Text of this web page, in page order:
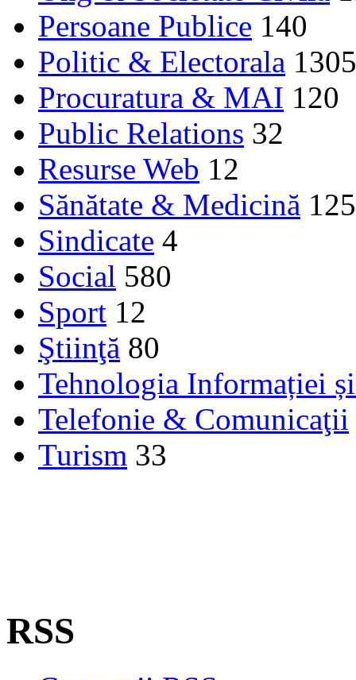
Persoane Publice 140
Politic & Electorala 1305
Procuratura & MAI 120
Public Relations 32
Resurse Web 12
Sănătate & Medicină 125
Sindicate 4
Social 580
Sport 12
Ştiinţă 80
Tehnologia Informației
Telefonie & Comunicaţii
Turism 33
RSS